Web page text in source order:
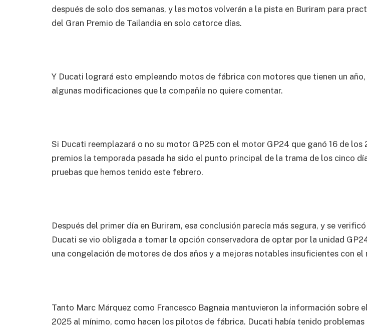
después de solo dos semanas, y las motos volverán a la pista en Buriram para
del Gran Premio de Tailandia en solo catorce días.
Y Ducati logrará esto empleando motos de fábrica con motores que tienen un año,
algunas modificaciones que la compañía no quiere comentar.
Si Ducati reemplazará o no su motor GP25 con el motor GP24 que ganó 16 de los
premios la temporada pasada ha sido el punto principal de la trama de los cinco
pruebas que hemos tenido este febrero.
Después del primer día en Buriram, esa conclusión parecía más segura, y se
Ducati se vio obligada a tomar la opción conservadora de optar por la unidad
una congelación de motores de dos años y a mejoras notables insuficientes con
Tanto Marc Márquez como Francesco Bagnaia mantuvieron la información sobre
2025 al mínimo, como hacen los pilotos de fábrica. Ducati había tenido problemas